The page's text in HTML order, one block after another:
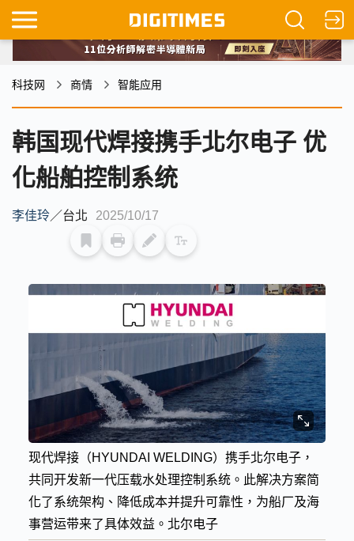
科技网 商情 智能应用
韩国现代焊接携手北尔电子 优
化船舶控制系统
李佳玲／台北 2025/10/17
现代焊接（HYUNDAI WELDING）携手北尔电子，
共同开发新一代压载水处理控制系统。此解决方案简
化了系统架构、降低成本并提升可靠性，为船厂及海
事营运带来了具体效益。北尔电子